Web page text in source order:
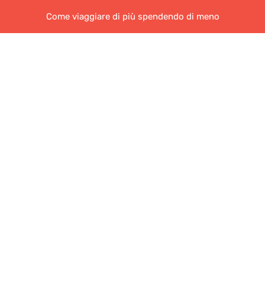
Come viaggiare di più spendendo di meno